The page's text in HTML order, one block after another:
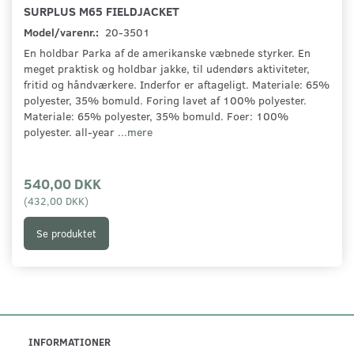
SURPLUS M65 FIELDJACKET
Model/varenr.: 20-3501
En holdbar Parka af de amerikanske væbnede styrker. En
meget praktisk og holdbar jakke, til udendørs aktiviteter,
fritid og håndværkere. Inderfor er aftageligt. Materiale: 65%
polyester, 35% bomuld. Foring lavet af 100% polyester.
Materiale: 65% polyester, 35% bomuld. Foer: 100%
polyester. all-year ...mere
540,00 DKK
(432,00 DKK)
Se produktet
INFORMATIONER